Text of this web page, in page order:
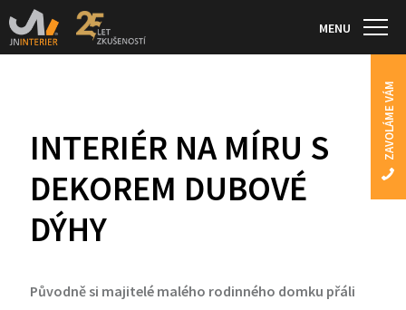
ZAVOLÁME VÁM
MENU
INTERIÉR NA MÍRU S
DEKOREM DUBOVÉ
DÝHY
Původně si majitelé malého rodinného domku přáli